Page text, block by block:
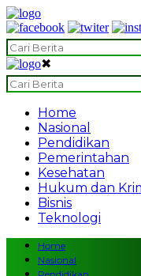
✖
Home
Nasional
Pendidikan
Pemerintahan
Kesehatan
Hukum dan
Bisnis
Teknologi
Home
Nasional